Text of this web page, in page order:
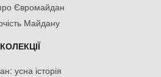
Євромайдан
Майдану
КОЛЕКЦІЇ
усна історія